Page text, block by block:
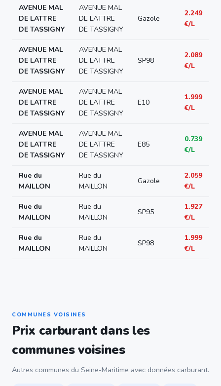
AVENUE MAL
DE LATTRE
DE TASSIGNY
AVENUE MAL
DE LATTRE
DE TASSIGNY
Gazole
2.249
€/L
AVENUE MAL
DE LATTRE
DE TASSIGNY
AVENUE MAL
DE LATTRE
DE TASSIGNY
SP98
2.089
€/L
AVENUE MAL
DE LATTRE
DE TASSIGNY
AVENUE MAL
DE LATTRE
DE TASSIGNY
E10
1.999
€/L
AVENUE MAL
DE LATTRE
DE TASSIGNY
AVENUE MAL
DE LATTRE
DE TASSIGNY
E85
0.739
€/L
Rue du
MAILLON
Rue du
MAILLON
Gazole
2.059
€/L
Rue du
MAILLON
Rue du
MAILLON
SP95
1.927
€/L
Rue du
MAILLON
Rue du
MAILLON
SP98
1.999
€/L
COMMUNES VOISINES
Prix carburant dans les
communes voisines
Autres communes du Seine-Maritime avec données carburant.